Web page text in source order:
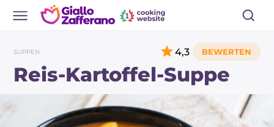
SUPPEN
Reis-Kartoffel-Suppe
4,3